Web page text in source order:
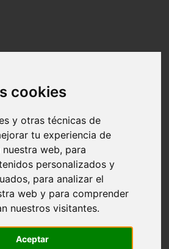
cookies
y otras técnicas de
tu experiencia de
web, para
personalizados y
para analizar el
web y para comprender
nuestros visitantes.
Aceptar
de receta electrónica del IbSalut vuelve
dispensar medicamentos